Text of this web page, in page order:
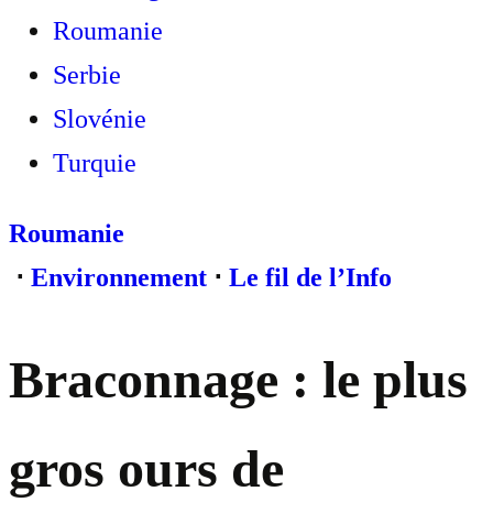
Roumanie
Serbie
Slovénie
Turquie
Roumanie
⋅ Environnement ⋅ Le fil de l’Info
Braconnage : le plus
gros ours de